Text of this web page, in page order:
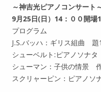
～神吉光ピアノコンサート
9月25日(日）14：００開場
プログラム
J.S.バッハ：ギリス組曲 題
シューベルト:ピアノソナ
シューマン：子供の情景
スクリャーピン：ピアノ